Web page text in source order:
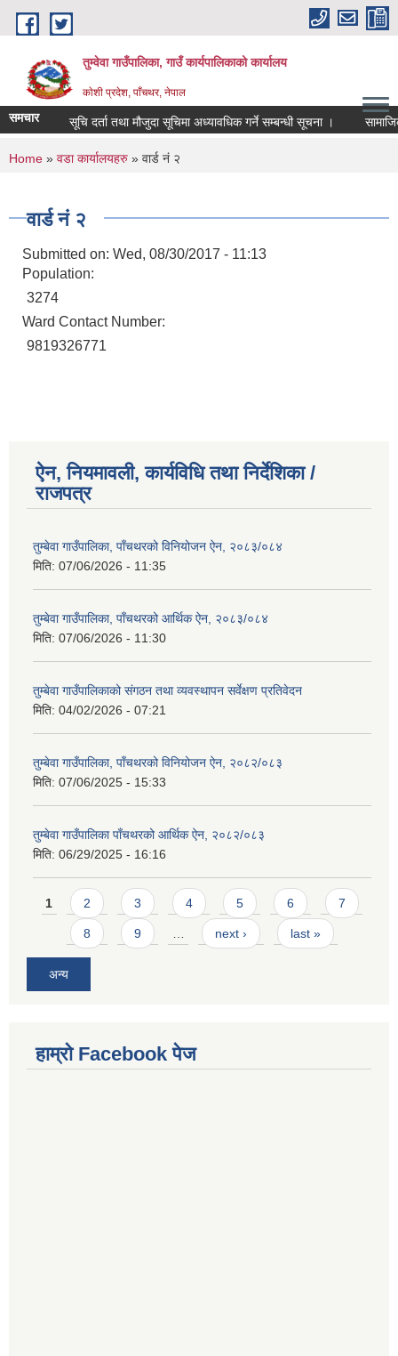
Skip to main content
तुम्वेवा गाउँपालिका, गाउँ कार्यपालिकाको कार्यालय
काेशी प्रदेश, पाँचथर, नेपाल
समचार सूचि दर्ता तथा मौजुदा सूचिमा अध्यावधिक गर्ने सम्बन्धी सूचना ।
You are here
Home » वडा कार्यालयहरु » वार्ड नं २
वार्ड नं २
Submitted on: Wed, 08/30/2017 - 11:13
Population:
3274
Ward Contact Number:
9819326771
ऐन, नियमावली, कार्यविधि तथा निर्देशिका /
राजपत्र
तुम्बेवा गाउँपालिका, पाँचथरको विनियोजन ऐन, २०८३/०८४
मिति: 07/06/2026 - 11:35
तुम्बेवा गाउँपालिका, पाँचथरको आर्थिक ऐन, २०८३/०८४
मिति: 07/06/2026 - 11:30
तुम्बेवा गाउँपालिकाको संगठन तथा व्यवस्थापन सर्वेक्षण प्रतिवेदन
मिति: 04/02/2026 - 07:21
तुम्बेवा गाउँपालिका, पाँचथरको विनियोजन ऐन, २०८२/०८३
मिति: 07/06/2025 - 15:33
तुम्बेवा गाउँपालिका पाँचथरको आर्थिक ऐन, २०८२/०८३
मिति: 06/29/2025 - 16:16
Pages
1 2 3 4 5 6 7
8 9 next › last »
अन्य
हाम्राे Facebook पेज